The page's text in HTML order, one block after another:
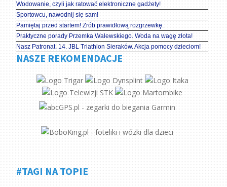
Wodowanie, czyli jak ratować elektroniczne gadżety!
Sportowcu, nawodnij się sam!
Pamiętaj przed startem! Zrób prawidłową rozgrzewkę.
Praktyczne porady Przemka Walewskiego. Woda na wagę złota!
Nasz Patronat. 14. JBL Triathlon Sieraków. Akcja pomocy dzieciom!
NASZE REKOMENDACJE
#TAGI NA TOPIE